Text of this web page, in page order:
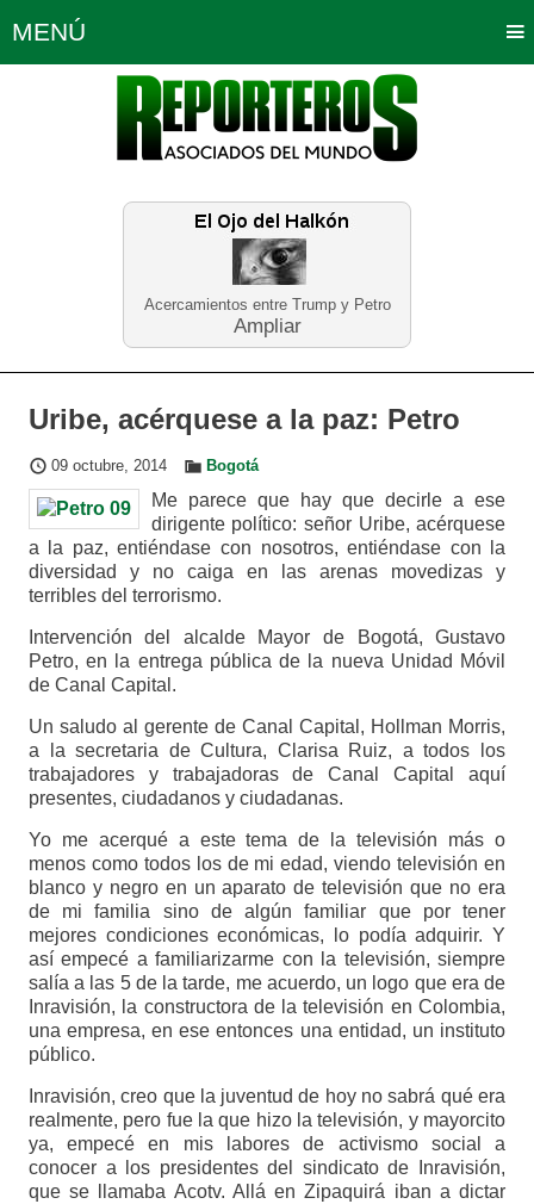
Acercamientos entre Trump y Petro
Ampliar
MENÚ
Política Opinión Bogotá
Planeta Tierra Deportes
Educación Neira
Uribe, acérquese a la paz: Petro
09 octubre, 2014 Bogotá
Me parece que hay que decirle a ese
dirigente político: señor Uribe, acérquese
a la paz, entiéndase con nosotros, entiéndase con la
diversidad y no caiga en las arenas movedizas y
terribles del terrorismo.
Intervención del alcalde Mayor de Bogotá, Gustavo
Petro, en la entrega pública de la nueva Unidad Móvil
de Canal Capital.
Un saludo al gerente de Canal Capital, Hollman Morris,
a la secretaria de Cultura, Clarisa Ruiz, a todos los
trabajadores y trabajadoras de Canal Capital aquí
presentes, ciudadanos y ciudadanas.
Yo me acerqué a este tema de la televisión más o
menos como todos los de mi edad, viendo televisión en
blanco y negro en un aparato de televisión que no era
de mi familia sino de algún familiar que por tener
mejores condiciones económicas, lo podía adquirir. Y
así empecé a familiarizarme con la televisión, siempre
salía a las 5 de la tarde, me acuerdo, un logo que era de
Inravisión, la constructora de la televisión en Colombia,
una empresa, en ese entonces una entidad, un instituto
público.
Inravisión, creo que la juventud de hoy no sabrá qué era
realmente, pero fue la que hizo la televisión, y mayorcito
ya, empecé en mis labores de activismo social a
conocer a los presidentes del sindicato de Inravisión,
que se llamaba Acotv. Allá en Zipaquirá iban a dictar